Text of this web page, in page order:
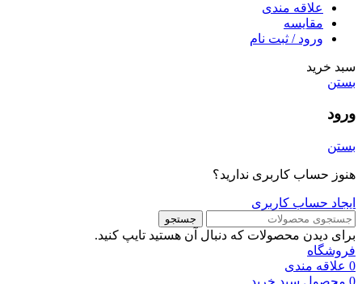
علاقه مندی
مقایسه
ورود / ثبت نام
سبد خرید
بستن
ورود
بستن
هنوز حساب کاربری ندارید؟
ایجاد حساب کاربری
جستجو
برای دیدن محصولات که دنبال آن هستید تایپ کنید.
فروشگاه
0 علاقه مندی
0 محصول سبد خرید